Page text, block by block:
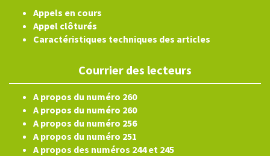
Appels en cours
Appel clôturés
Caractéristiques techniques des articles
Courrier des lecteurs
A propos du numéro 260
A propos du numéro 260
A propos du numéro 256
A propos du numéro 251
A propos des numéros 244 et 245